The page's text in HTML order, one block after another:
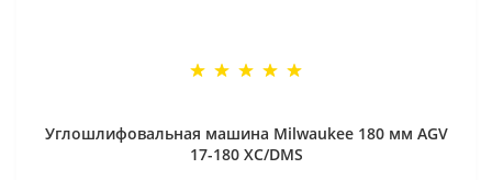
Углошлифовальная машина Milwaukee 180 мм AGV
17-180 XC/DMS